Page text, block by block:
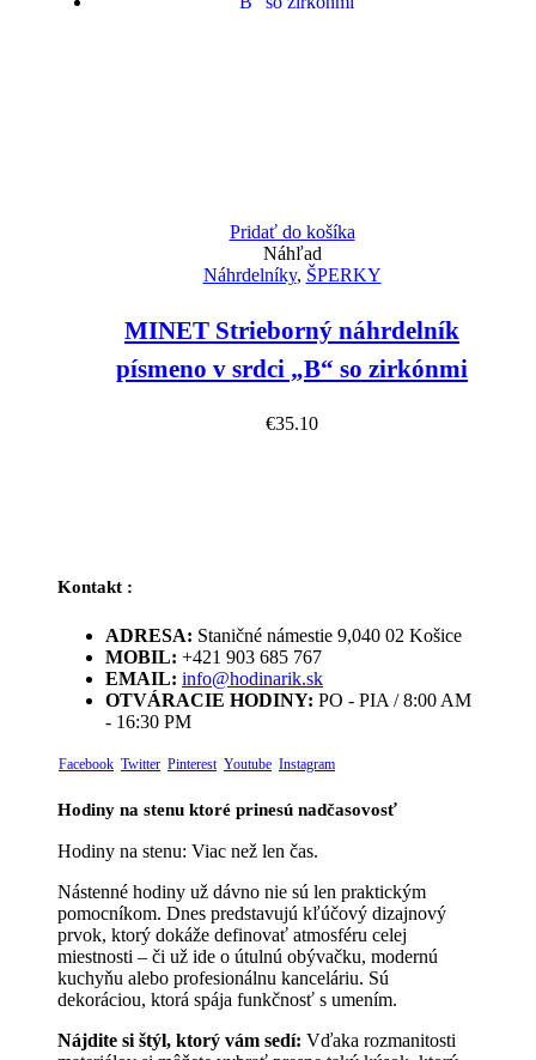
Pridať do košíka
Náhľad
Náhrdelníky, ŠPERKY
MINET Strieborný náhrdelník
písmeno v srdci „B“ so zirkónmi
€35.10
Kontakt :
ADRESA: Staničné námestie 9,040 02 Košice
MOBIL: +421 903 685 767
EMAIL: info@hodinarik.sk
OTVÁRACIE HODINY: PO - PIA / 8:00 AM
- 16:30 PM
Facebook Twitter Pinterest Youtube Instagram
Hodiny na stenu ktoré prinesú nadčasovosť
Hodiny na stenu: Viac než len čas.
Nástenné hodiny už dávno nie sú len praktickým
pomocníkom. Dnes predstavujú kľúčový dizajnový
prvok, ktorý dokáže definovať atmosféru celej
miestnosti – či už ide o útulnú obývačku, modernú
kuchyňu alebo profesionálnu kanceláriu. Sú
dekoráciou, ktorá spája funkčnosť s umením.
Nájdite si štýl, ktorý vám sedí: Vďaka rozmanitosti